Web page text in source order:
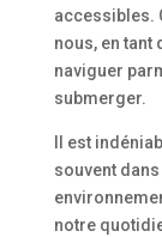
accessibles.
nous, en tant
naviguer
submerger.
Il est
souvent
notre